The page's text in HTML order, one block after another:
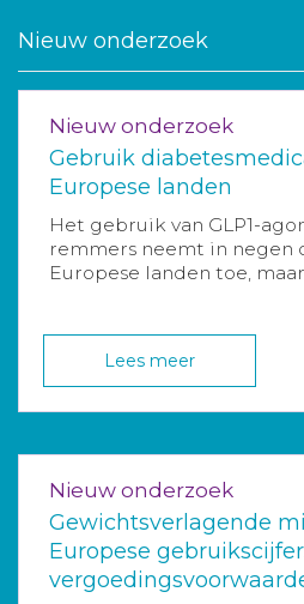
Nieuw onderzoek
Nieuw onderzoek
Gebruik
Europese landen
Het gebruik van GLP1-
remmers neemt in negen
Europese landen toe, maar...
Lees meer
Nieuw onderzoek
Gewichtsverlagende
Europese